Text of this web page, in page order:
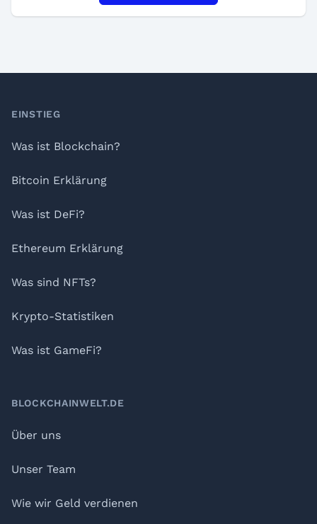
Footer
EINSTIEG
Was ist Blockchain?
Bitcoin Erklärung
Was ist DeFi?
Ethereum Erklärung
Was sind NFTs?
Krypto-Statistiken
Was ist GameFi?
BLOCKCHAINWELT.DE
Über uns
Unser Team
Wie wir Geld verdienen